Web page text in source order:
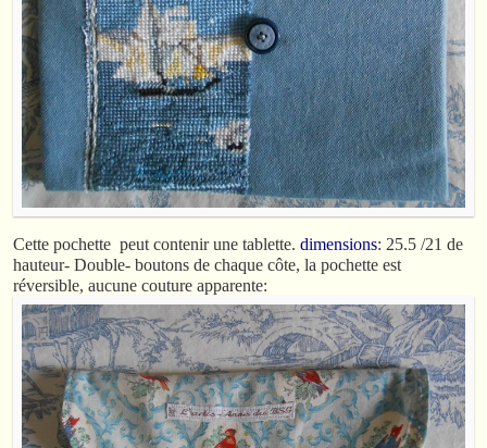
Cette pochette peut contenir une tablette. dimensions: 25.5 /21 de
hauteur- Double- boutons de chaque côte, la pochette est
réversible, aucune couture apparente: